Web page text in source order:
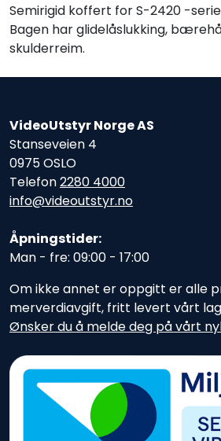
Semirigid koffert for S-2420 -
Bagen har glidelåslukking,
skulderreim.
VideoUtstyr Norge AS
Stanseveien 4
0975 OSLO
Telefon2280 4000
info@videoutstyr.no
Åpningstider:
Man - fre: 09:00 - 17:00
Om ikke annet er oppgitt er alle
merverdiavgift, fritt levert vårt
Ønsker du å melde deg på vårt